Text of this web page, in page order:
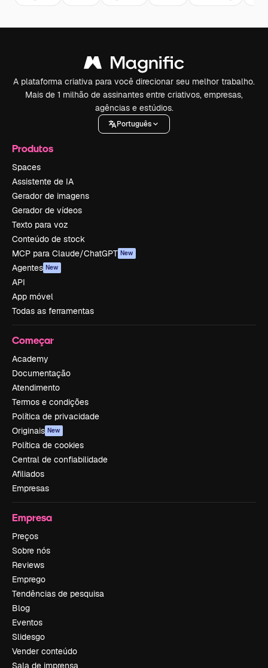
A plataforma criativa para você direcionar seu melhor trabalho.
Mais de 1 milhão de assinantes entre criativos, empresas,
agências e estúdios.
Português
Produtos
Spaces
Assistente de IA
Gerador de imagens
Gerador de vídeos
Texto para voz
Conteúdo de stock
MCP para Claude/ChatGPT New
Agentes New
API
App móvel
Todas as ferramentas
Começar
Academy
Documentação
Atendimento
Termos e condições
Política de privacidade
Originais New
Política de cookies
Central de confiabilidade
Afiliados
Empresas
Empresa
Preços
Sobre nós
Reviews
Emprego
Tendências de pesquisa
Blog
Eventos
Slidesgo
Vender conteúdo
Sala de imprensa